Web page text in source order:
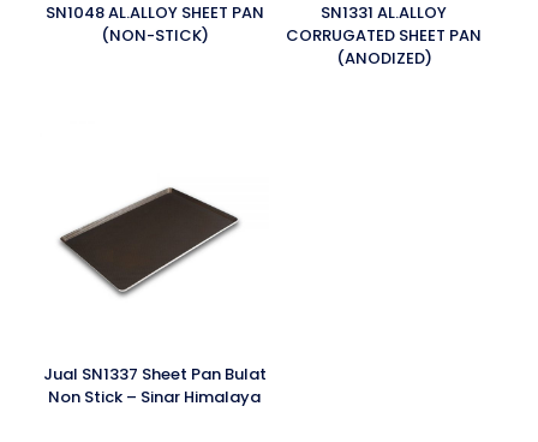
SN1048 AL.ALLOY SHEET PAN
(NON-STICK)
SN1331 AL.ALLOY
CORRUGATED SHEET PAN
(ANODIZED)
Jual SN1337 Sheet Pan Bulat
Non Stick – Sinar Himalaya